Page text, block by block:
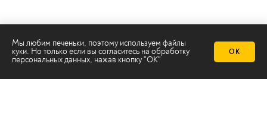
Мы любим печеньки, поэтому используем файлы
куки. Но только если вы согласитесь на обработку
персональных данных, нажав кнопку "ОК"
ОК